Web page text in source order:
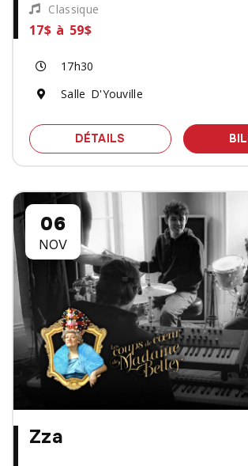
Classique
17$ à 59$
17h30
Salle D'Youville
DÉTAILS SPECTACLE
06
NOV
Zza